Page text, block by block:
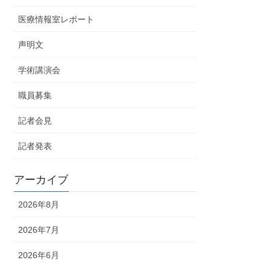
医療情報室レポート
声明文
学術講演会
職員募集
記者会見
記者発表
アーカイブ
2026年8月
2026年7月
2026年6月